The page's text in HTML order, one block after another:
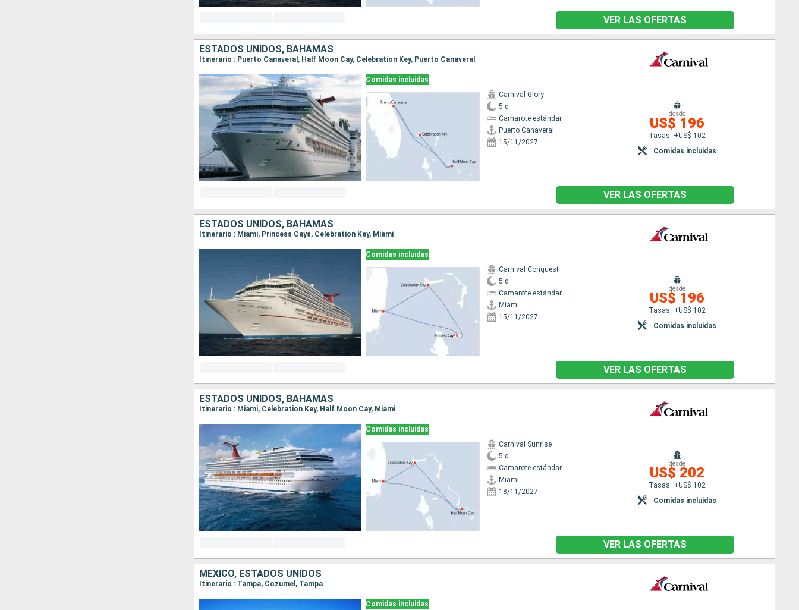
VER LAS OFERTAS
ESTADOS UNIDOS, BAHAMAS
Itinerario : Puerto Canaveral, Half Moon Cay, Celebration Key, Puerto Canaveral
Comidas incluidas
Carnival Glory
5 d
Camarote estándar
Puerto Canaveral
15/11/2027
desde
US$ 196
Tasas: +US$ 102
Comidas incluidas
VER LAS OFERTAS
ESTADOS UNIDOS, BAHAMAS
Itinerario : Miami, Princess Cays, Celebration Key, Miami
Comidas incluidas
Carnival Conquest
5 d
Camarote estándar
Miami
15/11/2027
desde
US$ 196
Tasas: +US$ 102
Comidas incluidas
VER LAS OFERTAS
ESTADOS UNIDOS, BAHAMAS
Itinerario : Miami, Celebration Key, Half Moon Cay, Miami
Comidas incluidas
Carnival Sunrise
5 d
Camarote estándar
Miami
18/11/2027
desde
US$ 202
Tasas: +US$ 102
Comidas incluidas
VER LAS OFERTAS
MÉXICO, ESTADOS UNIDOS
Itinerario : Tampa, Cozumel, Tampa
Comidas incluidas